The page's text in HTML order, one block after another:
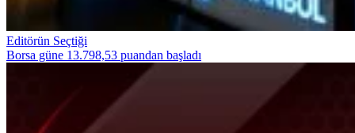
Editörün Seçtiği
Borsa güne 13.798,53 puandan başladı